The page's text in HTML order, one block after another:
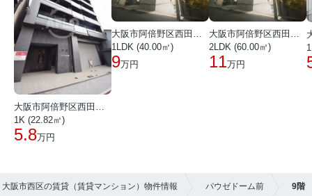
大阪市阿倍野区西田辺町１丁目
1K (22.82㎡)
5.8万円
大阪市阿倍野区西田辺町１丁目
1LDK (40.00㎡)
9万円
大阪市阿倍野区西田辺町１丁目
2LDK (60.00㎡)
11万円
阪市西区の賃貸（賃貸マンション）物件情報 パウゼドーム前 9階